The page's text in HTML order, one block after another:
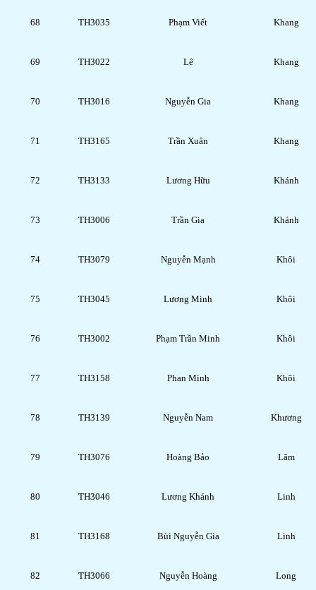
68 TH3035 Phạm Viết Khang
69 TH3022 Lê Khang
70 TH3016 Nguyễn Gia Khang
71 TH3165 Trần Xuân Khang
72 TH3133 Lương Hữu Khánh
73 TH3006 Trần Gia Khánh
74 TH3079 Nguyễn Mạnh Khôi
75 TH3045 Lương Minh Khôi
76 TH3002 Phạm Trần Minh Khôi
77 TH3158 Phan Minh Khôi
78 TH3139 Nguyễn Nam Khương
79 TH3076 Hoàng Bảo Lâm
80 TH3046 Lương Khánh Linh
81 TH3168 Bùi Nguyễn Gia Linh
82 TH3066 Nguyễn Hoàng Long